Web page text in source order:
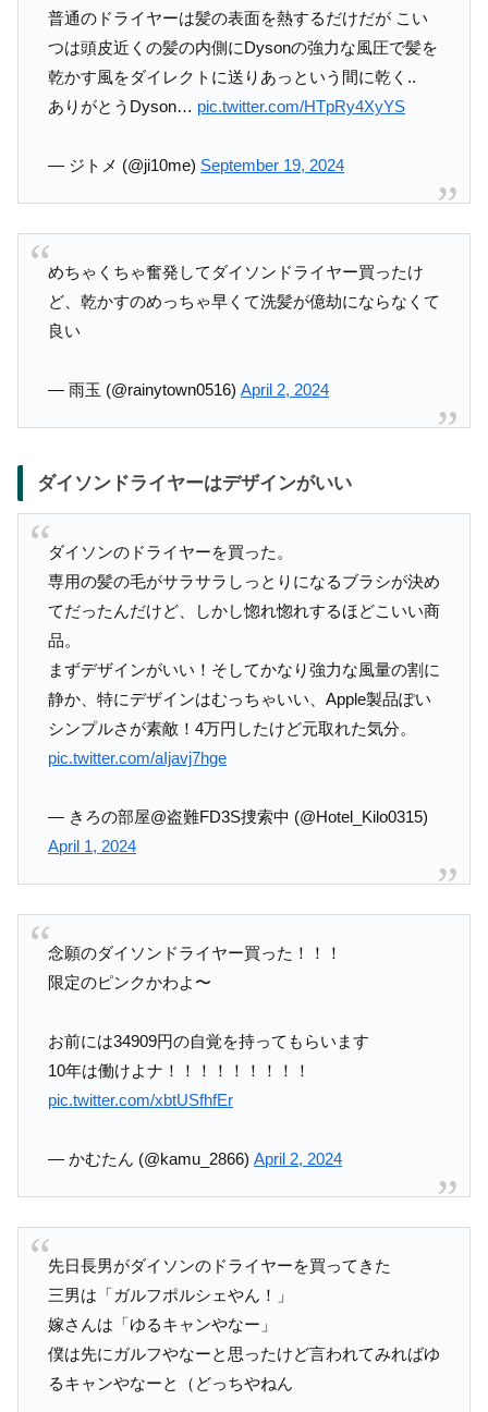
普通のドライヤーは髪の表面を熱するだけだが こい
つは頭皮近くの髪の内側にDysonの強力な風圧で髪を
乾かす風をダイレクトに送りあっという間に乾く..
ありがとうDyson… pic.twitter.com/HTpRy4XyYS
— ジトメ (@ji10me) September 19, 2024
めちゃくちゃ奮発してダイソンドライヤー買ったけ
ど、乾かすのめっちゃ早くて洗髪が億劫にならなくて
良い
— 雨玉 (@rainytown0516) April 2, 2024
ダイソンドライヤーはデザインがいい
ダイソンのドライヤーを買った。
専用の髪の毛がサラサラしっとりになるブラシが決め
てだったんだけど、しかし惚れ惚れするほどこいい商
品。
まずデザインがいい！そしてかなり強力な風量の割に
静か、特にデザインはむっちゃいい、Apple製品ぽい
シンプルさが素敵！4万円したけど元取れた気分。
pic.twitter.com/aIjavj7hge
— きろの部屋@盗難FD3S捜索中 (@Hotel_Kilo0315)
April 1, 2024
念願のダイソンドライヤー買った！！！
限定のピンクかわよ〜
お前には34909円の自覚を持ってもらいます
10年は働けよナ！！！！！！！！！
pic.twitter.com/xbtUSfhfEr
— かむたん (@kamu_2866) April 2, 2024
先日長男がダイソンのドライヤーを買ってきた
三男は「ガルフポルシェやん！」
嫁さんは「ゆるキャンやなー」
僕は先にガルフやなーと思ったけど言われてみればゆ
るキャンやなーと（どっちやねん